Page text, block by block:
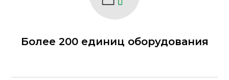
Более 200 единиц оборудования